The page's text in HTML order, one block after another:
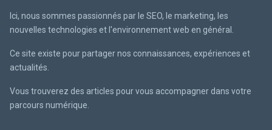
Ici, nous sommes passionnés par le SEO, le marketing, les
nouvelles technologies et l'environnement web en général.
Ce site existe pour partager nos connaissances, expériences et
actualités.
Vous trouverez des articles pour vous accompagner dans votre
parcours numérique.